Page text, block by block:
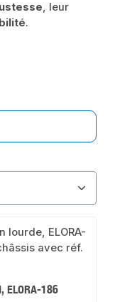
, leur
.
ELORA-186